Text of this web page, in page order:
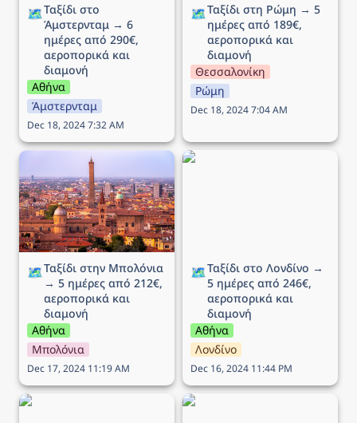
🗺️Ταξίδι στο
Άμστερνταμ → 6
ημέρες από 290€,
αεροπορικά και
διαμονή
Αθήνα
Άμστερνταμ
Dec 18, 2024 7:32 AM
🗺️Ταξίδι στη Ρώμη → 5
ημέρες από 189€,
αεροπορικά και
διαμονή
Θεσσαλονίκη
Ρώμη
Dec 18, 2024 7:04 AM
Ταξίδι στην Μπολόνια →
5 ημέρες από 212€,
αεροπορικά και διαμονή
🗺️Ταξίδι στην Μπολόνια
→ 5 ημέρες από 212€,
αεροπορικά και
διαμονή
Αθήνα
Μπολόνια
Dec 17, 2024 11:19 AM
Ταξίδι στο Λονδίνο → 5
🗺️Ταξίδι στο Λονδίνο →
5 ημέρες από 246€,
αεροπορικά και
διαμονή
Αθήνα
Λονδίνο
Dec 16, 2024 11:44 PM
Ταξίδι στη Βενετία → 5
Ταξίδι στην Λιουμπλιάνα